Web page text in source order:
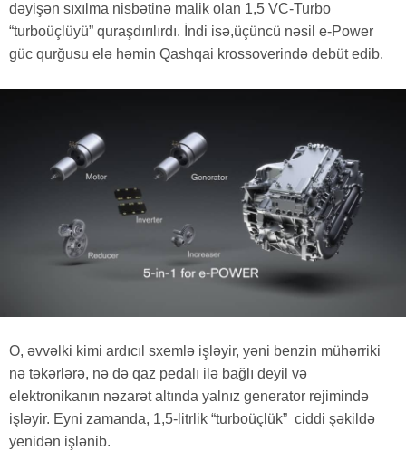
dəyişən sıxılma nisbətinə malik olan 1,5 VC-Turbo
“turboüçlüyü” quraşdırılırdı. İndi isə,üçüncü nəsil e-Power
güc qurğusu elə həmin Qashqai krossoverində debüt edib.
O, əvvəlki kimi ardıcıl sxemlə işləyir, yəni benzin mühərriki
nə təkərlərə, nə də qaz pedalı ilə bağlı deyil və
elektronikanın nəzarət altında yalnız generator rejimində
işləyir. Eyni zamanda, 1,5-litrlik “turboüçlük” ciddi şəkildə
yenidən işlənib.